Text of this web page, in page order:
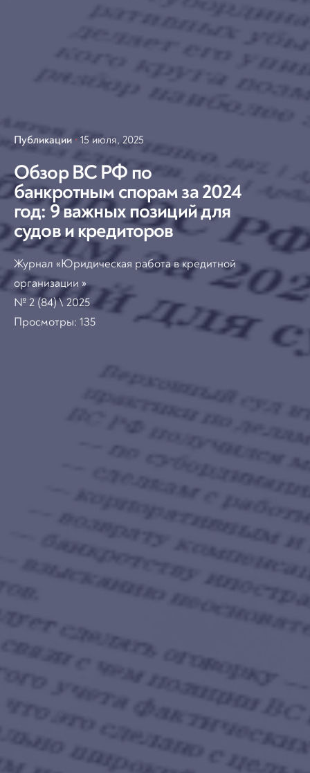
Публикации 15 июля, 2025
Обзор ВС РФ по
банкротным спорам за 2024
год: 9 важных позиций для
судов и кредиторов
Журнал «Юридическая работа в кредитной
организации »
№ 2 (84) \ 2025
Просмотры: 135